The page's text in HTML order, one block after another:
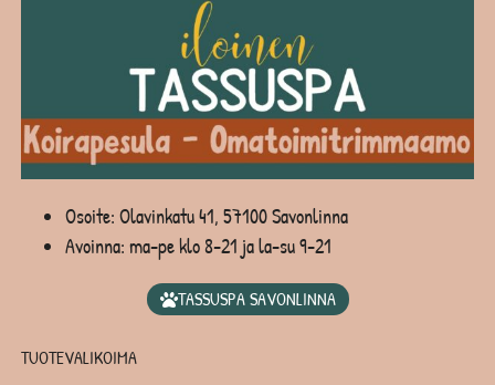
Osoite: Olavinkatu 41, 57100 Savonlinna
Avoinna: ma-pe klo 8-21 ja la-su 9-21
TASSUSPA SAVONLINNA
TUOTEVALIKOIMA